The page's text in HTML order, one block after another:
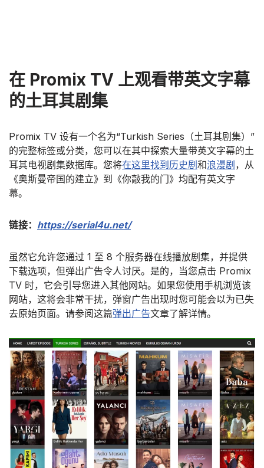
在 Promix TV 上观看带英文字幕
的土耳其剧集
Promix TV 设有一个名为“Turkish Series（土耳其剧集）”
的完整标签或分类，您可以在其中探索大量带英文字幕的土
耳其电视剧集数据库。您将在这里找到历史剧 和浪漫剧 ，从
《奥斯曼帝国的建立》到《你敲我的门》均配有英文字
幕。
链接： https://serial4u.net/
虽然它允许您通过 1 至 8 个服务器在线播放剧集，并提供
下载选项，但弹出广告令人讨厌。是的，当您点击 Promix
TV 时，它会引导您进入其他网站。如果您使用手机浏览该
网站，这将会非常干扰，弹窗广告出现时您可能会以为已失
去原始页面。请参阅这篇弹出广告文章了解详情。